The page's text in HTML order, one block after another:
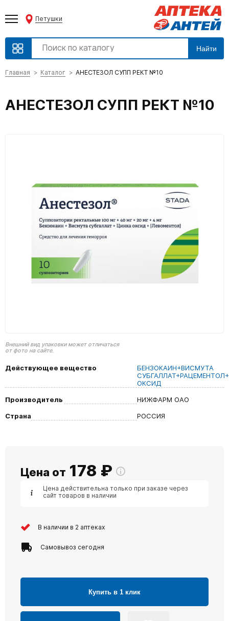
Петушки
Найти
Главная Каталог АНЕСТЕЗОЛ СУПП РЕКТ №10
АНЕСТЕЗОЛ СУПП РЕКТ №10
Внешний вид упаковки может отличаться
от фото на сайте.
Действующее вещество
БЕНЗОКАИН+ВИСМУТА
ОКСИД
Производитель
НИЖФАРМ ОАО
Страна
РОССИЯ
Цена от 178 ₽
Цена действительна только при заказе через
сайт товаров в наличии
В наличии в 2 аптеках
Самовывоз сегодня
Купить в 1 клик